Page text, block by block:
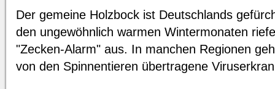
Der gemeine Holzbock ist Deutschlands
den ungewöhnlich warmen Wintermonaten
"Zecken-Alarm" aus. In manchen Regionen
von den Spinnentieren übertragene